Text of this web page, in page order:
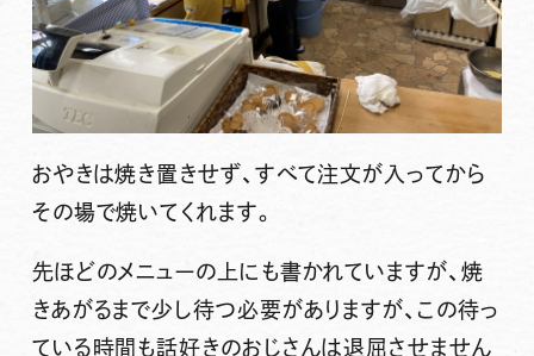
おやきは焼き置きせず、すべて注文が入ってから
その場で焼いてくれます。
先ほどのメニューの上にも書かれていますが、焼
きあがるまで少し待つ必要がありますが、この待っ
ている時間も話好きのおじさんは退屈させません